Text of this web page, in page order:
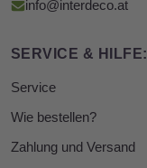
info@interdeco.at
SERVICE & HILFE:
Service
Wie bestellen?
Zahlung und Versand